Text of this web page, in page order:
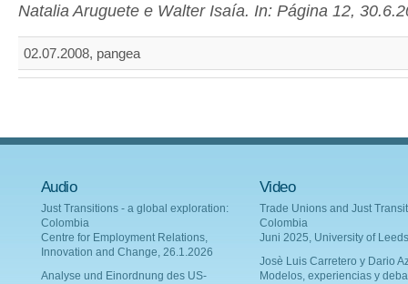
Natalia Aruguete e Walter Isaía. In: Página 12,
02.07.2008, pangea
Audio
Just Transitions - a global exploration:
Colombia
Centre for Employment Relations,
Innovation and Change, 26.1.2026
Analyse und Einordnung des US-
Video
Trade Unions and Just
Colombia
Juni 2025, University of Leeds
Josè Luis Carretero y Dario
Modelos, experiencias y